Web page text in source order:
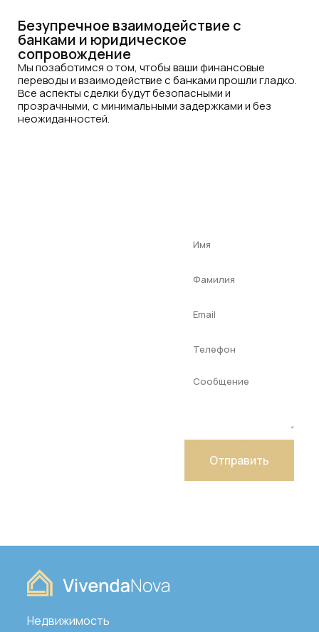
Безупречное взаимодействие с
банками и юридическое
сопровождение
Мы позаботимся о том, чтобы ваши финансовые
переводы и взаимодействие с банками прошли гладко.
Все аспекты сделки будут безопасными и
прозрачными, с минимальными задержками и без
неожиданностей.
Отправить
Недвижимость